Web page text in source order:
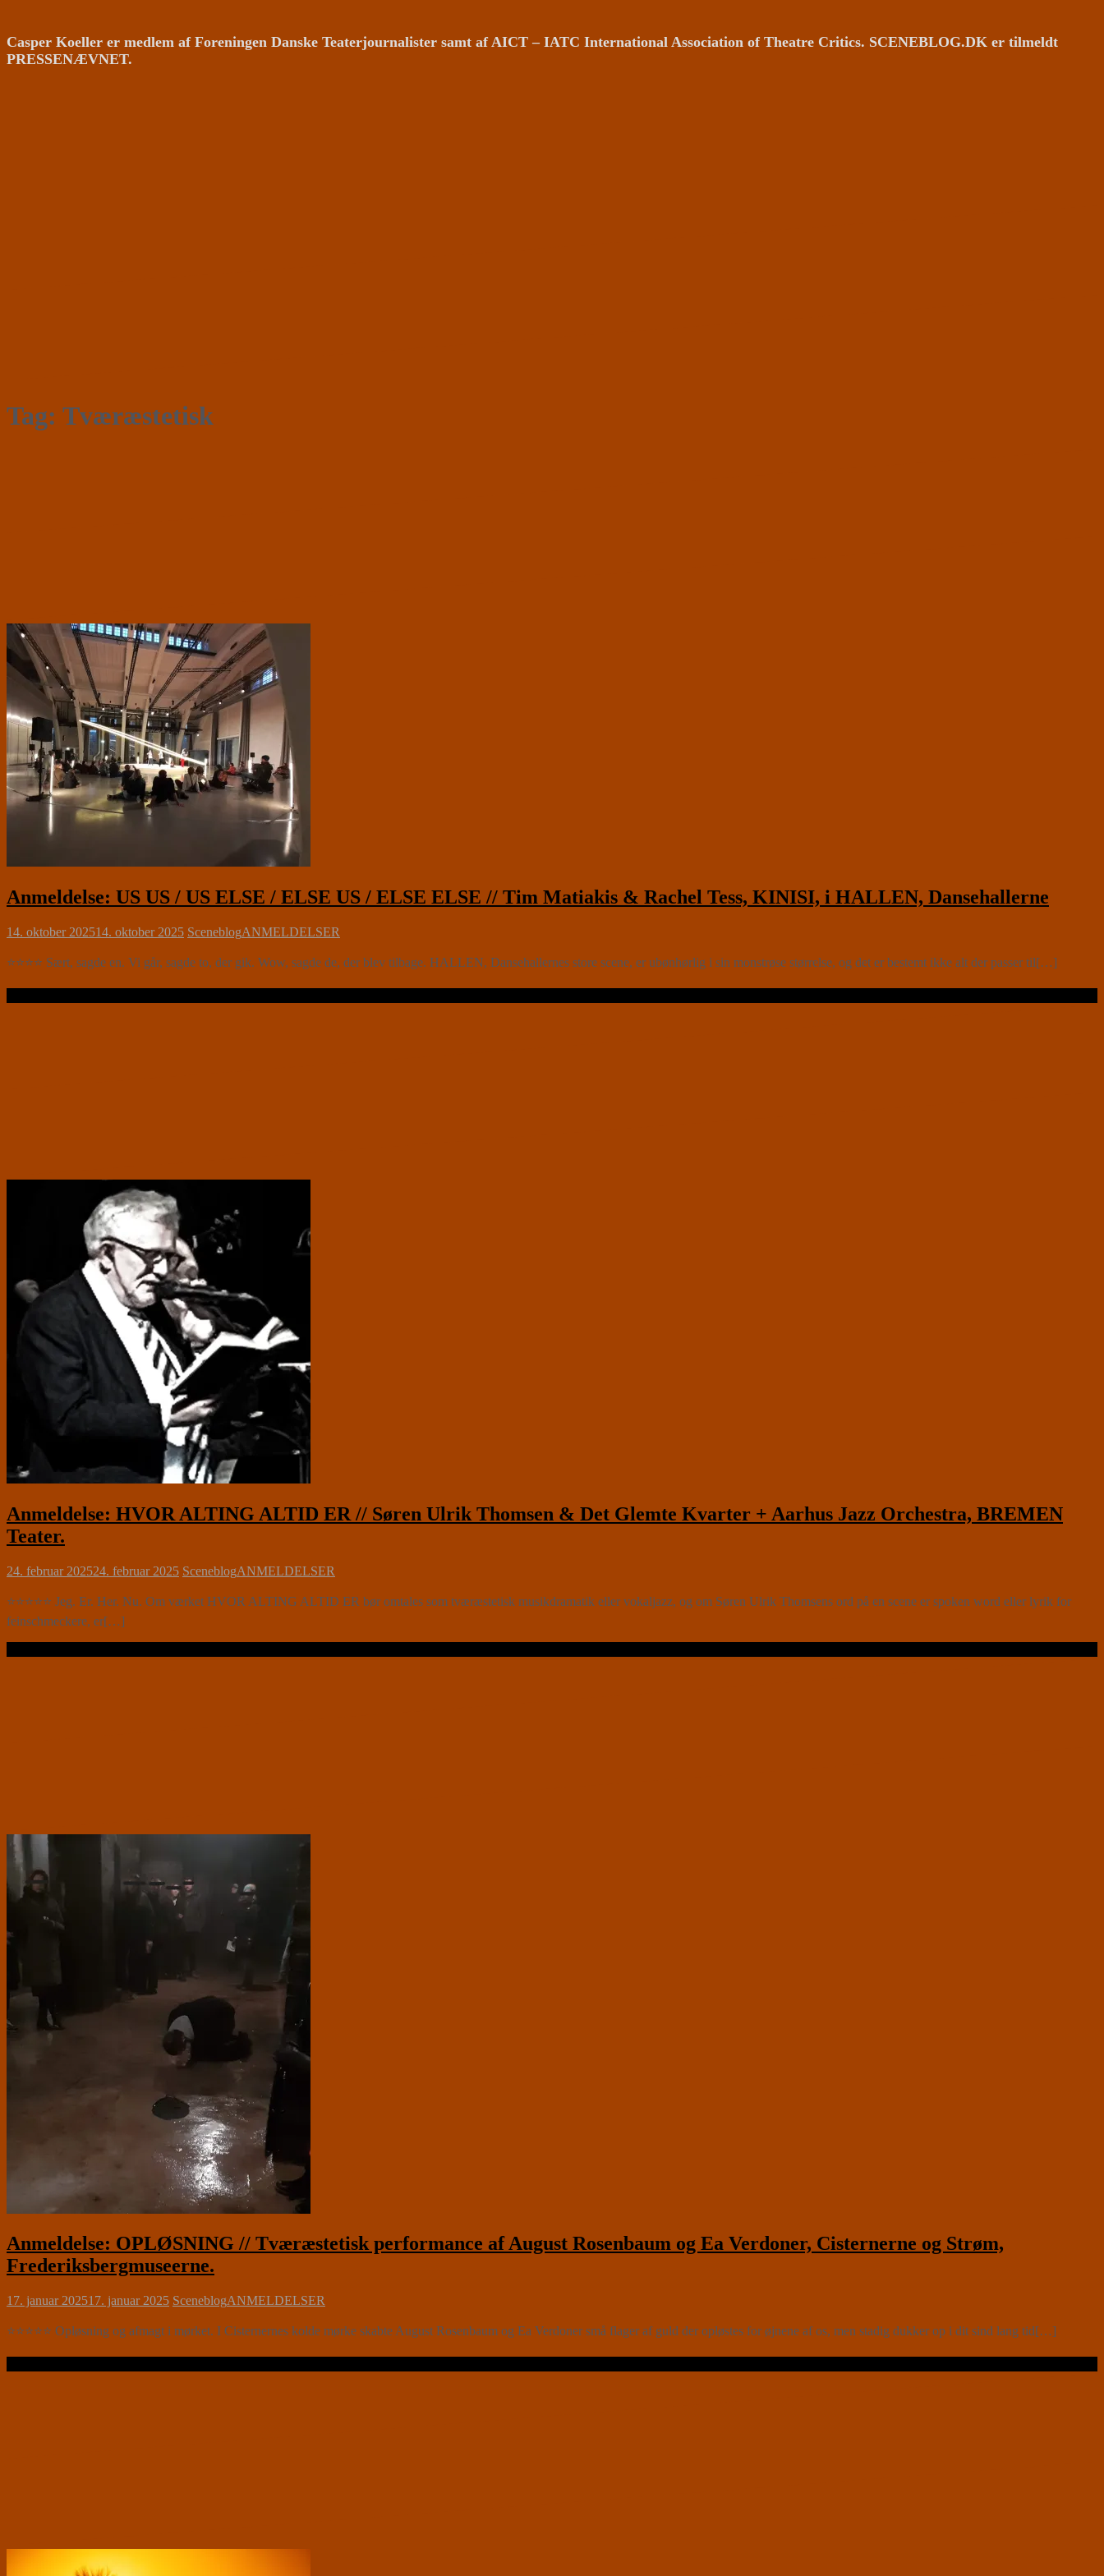
Casper Koeller er medlem af Foreningen Danske Teaterjournalister samt af AICT – IATC International Association of Theatre Critics. SCENEBLOG.DK er tilmeldt
PRESSENÆVNET.
Tag: Tværæstetisk
Anmeldelse: US US / US ELSE / ELSE US / ELSE ELSE // Tim Matiakis & Rachel Tess, KINISI, i HALLEN, Dansehallerne
14. oktober 202514. oktober 2025 SceneblogANMELDELSER
⭐⭐⭐⭐ Sært, sagde en. Vi går, sagde to, der gik. Wow, sagde de, der blev tilbage. HALLEN, Dansehallernes store scene, er ubønhørlig i sin monstrøse størrelse, og det er bestemt ikke alt der passer til[…]
Anmeldelse: HVOR ALTING ALTID ER // Søren Ulrik Thomsen & Det Glemte Kvarter + Aarhus Jazz Orchestra, BREMEN
Teater.
24. februar 202524. februar 2025 SceneblogANMELDELSER
⭐⭐⭐⭐⭐ Jeg. Er. Her. Nu. Om værket HVOR ALTING ALTID ER bør omtales som tværæstetisk musikdramatik eller vokaljazz, og om Søren Ulrik Thomsens ord på en scene er spoken word eller lyrik for
feinschmeckere, er[…]
Anmeldelse: OPLØSNING // Tværæstetisk performance af August Rosenbaum og Ea Verdoner, Cisternerne og Strøm,
Frederiksbergmuseerne.
17. januar 202517. januar 2025 SceneblogANMELDELSER
⭐⭐⭐⭐⭐ Opløsning og afmagt i mørket. I Cisternernes kolde mørke skabte August Rosenbaum og Ea Verdoner små flager af guld der opløstes for øjnene af os, men stadig dukker op i dit sind lang tid[…]